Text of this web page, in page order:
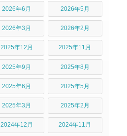
2026年6月 2026年5月
2026年3月 2026年2月
2025年12月 2025年11月
2025年9月 2025年8月
2025年6月 2025年5月
2025年3月 2025年2月
2024年12月 2024年11月